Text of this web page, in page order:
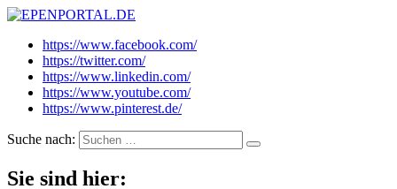
EPENPORTAL.DE
Epische News aus Politik, Finanzen & Gesellschaft
https://www.facebook.com/
https://twitter.com/
https://www.linkedin.com/
https://www.youtube.com/
https://www.pinterest.de/
Suche nach:
Sie sind hier: